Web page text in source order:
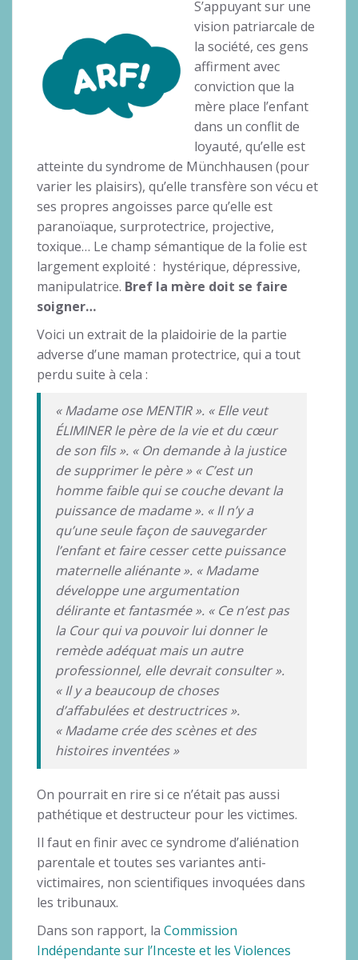
S’appuyant sur une
vision patriarcale de
la société, ces gens
affirment avec
conviction que la
mère place l’enfant
dans un conflit de
loyauté, qu’elle est
atteinte du syndrome de Münchhausen (pour
varier les plaisirs), qu’elle transfère son vécu et
ses propres angoisses parce qu’elle est
paranoïaque, surprotectrice, projective,
toxique… Le champ sémantique de la folie est
largement exploité : hystérique, dépressive,
manipulatrice. Bref la mère doit se faire
soigner…
Voici un extrait de la plaidoirie de la partie
adverse d’une maman protectrice, qui a tout
perdu suite à cela :
« Madame ose MENTIR ». « Elle veut
ÉLIMINER le père de la vie et du cœur
de son fils ». « On demande à la justice
de supprimer le père » « C’est un
homme faible qui se couche devant la
puissance de madame ». « Il n’y a
qu’une seule façon de sauvegarder
l’enfant et faire cesser cette puissance
maternelle aliénante ». « Madame
développe une argumentation
délirante et fantasmée ». « Ce n’est pas
la Cour qui va pouvoir lui donner le
remède adéquat mais un autre
professionnel, elle devrait consulter ».
« Il y a beaucoup de choses
d’affabulées et destructrices ».
« Madame crée des scènes et des
histoires inventées »
On pourrait en rire si ce n’était pas aussi
pathétique et destructeur pour les victimes.
Il faut en finir avec ce syndrome d’aliénation
parentale et toutes ses variantes anti-
victimaires, non scientifiques invoquées dans
les tribunaux.
Dans son rapport, la Commission
Indépendante sur l’Inceste et les Violences